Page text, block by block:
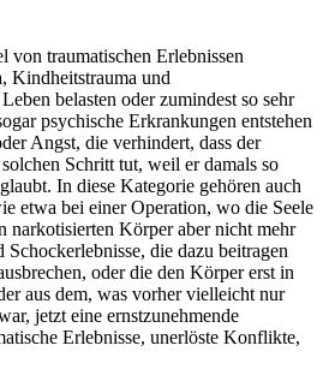
traumatischen Erlebnissen
Kindheitstrauma und
belasten oder zumindest so sehr
psychische Erkrankungen entstehen
Angst, die verhindert, dass der
Schritt tut, weil er damals so
In diese Kategorie gehören auch
etwa bei einer Operation, wo die Seele
narkotisierten Körper aber nicht mehr
die dazu beitragen
oder die den Körper erst in
aus dem, was vorher vielleicht nur
jetzt eine ernstzunehmende
Erlebnisse, unerlöste Konflikte,